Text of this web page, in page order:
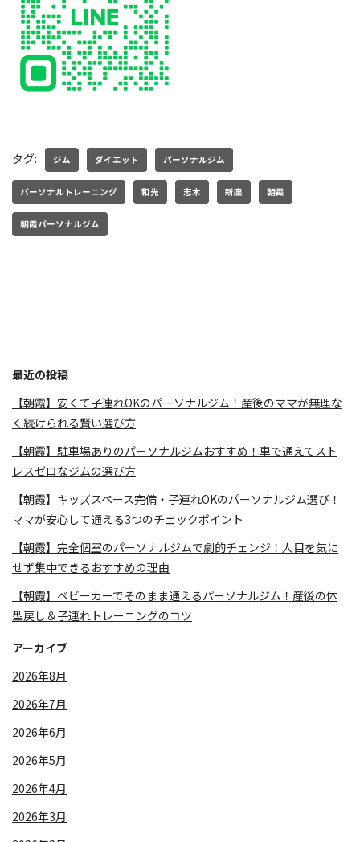
タグ: ジム ダイエット パーソナルジム
パーソナルトレーニング 和光 志木 新座 朝霞
朝霞パーソナルジム
最近の投稿
【朝霞】安くて子連れOKのパーソナルジム！産後のママが無理な
く続けられる賢い選び方
【朝霞】駐車場ありのパーソナルジムおすすめ！車で通えてスト
レスゼロなジムの選び方
【朝霞】キッズスペース完備・子連れOKのパーソナルジム選び！
ママが安心して通える3つのチェックポイント
【朝霞】完全個室のパーソナルジムで劇的チェンジ！人目を気に
せず集中できるおすすめの理由
【朝霞】ベビーカーでそのまま通えるパーソナルジム！産後の体
型戻し＆子連れトレーニングのコツ
アーカイブ
2026年8月
2026年7月
2026年6月
2026年5月
2026年4月
2026年3月